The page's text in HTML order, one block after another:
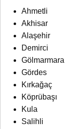
Ahmetli
Akhisar
Alaşehir
Demirci
Gölmarmara
Gördes
Kırkağaç
Köprübaşı
Kula
Salihli